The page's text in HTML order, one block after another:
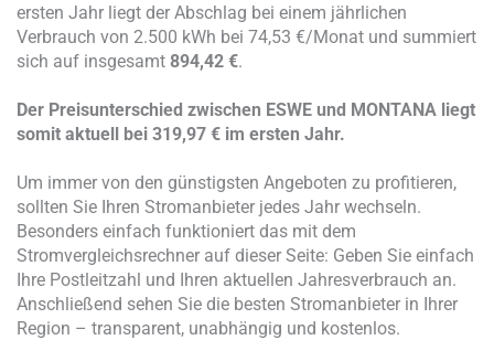
ersten Jahr liegt der Abschlag bei einem jährlichen
Verbrauch von 2.500 kWh bei 74,53 €/Monat und summiert
sich auf insgesamt 894,42 €.
Der Preisunterschied zwischen ESWE und MONTANA liegt
somit aktuell bei 319,97 € im ersten Jahr.
Um immer von den günstigsten Angeboten zu profitieren,
sollten Sie Ihren Stromanbieter jedes Jahr wechseln.
Besonders einfach funktioniert das mit dem
Stromvergleichsrechner auf dieser Seite: Geben Sie einfach
Ihre Postleitzahl und Ihren aktuellen Jahresverbrauch an.
Anschließend sehen Sie die besten Stromanbieter in Ihrer
Region – transparent, unabhängig und kostenlos.